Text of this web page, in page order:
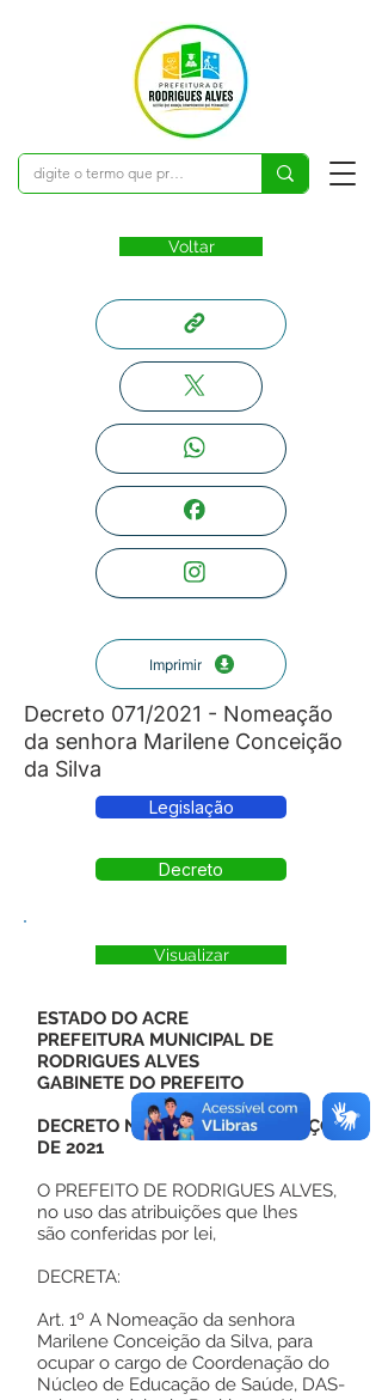
Voltar
Imprimir
Decreto 071/2021 - Nomeação
da senhora Marilene Conceição
da Silva
Legislação
Decreto
Visualizar
ESTADO DO ACRE
PREFEITURA MUNICIPAL DE
RODRIGUES ALVES
GABINETE DO PREFEITO
DECRETO Nº 071, DE 01 DE MARÇO
DE 2021
O PREFEITO DE RODRIGUES ALVES,
no uso das atribuições que lhes
são conferidas por lei,
DECRETA:
Art. 1º A Nomeação da senhora
Marilene Conceição da Silva, para
ocupar o cargo de Coordenação do
Núcleo de Educação de Saúde, DAS-